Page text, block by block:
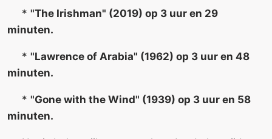
* "The Irishman" (2019) op 3 uur en 29
minuten.
* "Lawrence of Arabia" (1962) op 3 uur en 48
minuten.
* "Gone with the Wind" (1939) op 3 uur en 58
minuten.